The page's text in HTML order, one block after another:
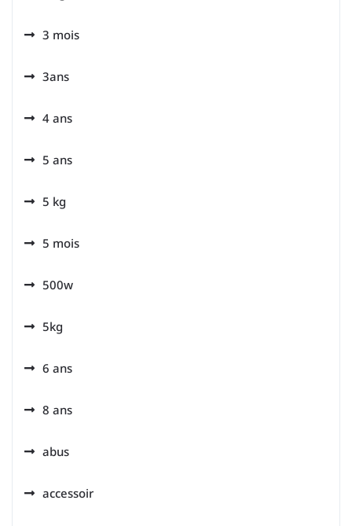
3 mois
3ans
4 ans
5 ans
5 kg
5 mois
500w
5kg
6 ans
8 ans
abus
accessoir